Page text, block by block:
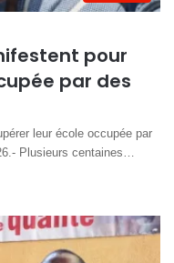
pour
par des
leur école occupée par
Plusieurs centaines…